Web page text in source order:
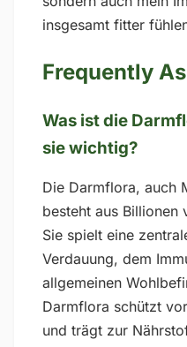
insgesamt fitter
Frequently
Was ist die
sie wichtig?
Die Darmflora, auch
besteht aus Billionen
Sie spielt eine
Verdauung, dem
allgemeinen
Darmflora schützt
und trägt zur